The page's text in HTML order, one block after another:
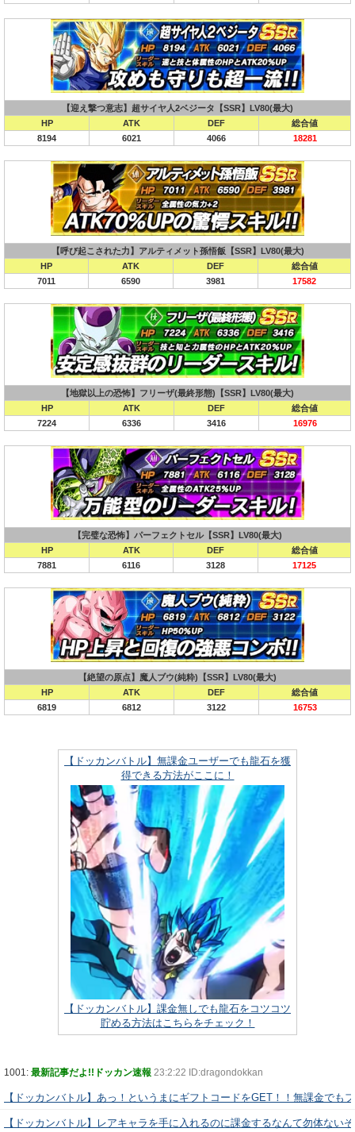
【迎え撃つ意志】超サイヤ人2ベジータ【SSR】LV80(最大)
HP
ATK DEF
総合値
8194
6021 4066 18281
【呼び起こされた力】アルティメット孫悟飯【SSR】LV80(最大)
HP
ATK DEF
総合値
7011
6590 3981 17582
【地獄以上の恐怖】フリーザ(最終形態)【SSR】LV80(最大)
HP
ATK DEF
総合値
7224
6336 3416 16976
【完璧な恐怖】パーフェクトセル【SSR】LV80(最大)
HP
ATK DEF
総合値
7881
6116 3128 17125
【絶望の原点】魔人ブウ(純粋)【SSR】LV80(最大)
HP
ATK DEF
総合値
6819
6812 3122 16753
【ドッカンバトル】無課金ユーザーでも龍石を獲
得できる方法がここに！
【ドッカンバトル】課金無しでも龍石をコツコツ
貯める方法はこちらをチェック！
1001: 最新記事だよ!!ドッカン速報 23:2:22 ID:dragondokkan
【ドッカンバトル】あっ！というまにギフトコードをGET！！無課金でも
【ドッカンバトル】レアキャラを手に入れるのに課金するなんて勿体ない